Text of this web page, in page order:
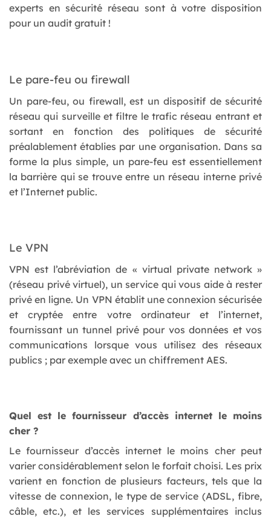
experts en sécurité réseau sont à votre disposition
pour un audit gratuit !
Le pare-feu ou firewall
Un pare-feu, ou firewall, est un dispositif de sécurité
réseau qui surveille et filtre le trafic réseau entrant et
sortant en fonction des politiques de sécurité
préalablement établies par une organisation. Dans sa
forme la plus simple, un pare-feu est essentiellement
la barrière qui se trouve entre un réseau interne privé
et l’Internet public.
Le VPN
VPN est l’abréviation de « virtual private network »
(réseau privé virtuel), un service qui vous aide à rester
privé en ligne. Un VPN établit une connexion sécurisée
et cryptée entre votre ordinateur et l’internet,
fournissant un tunnel privé pour vos données et vos
communications lorsque vous utilisez des réseaux
publics ; par exemple avec un chiffrement AES.
Quel est le fournisseur d’accès internet le moins
cher ?
Le fournisseur d’accès internet le moins cher peut
varier considérablement selon le forfait choisi. Les prix
varient en fonction de plusieurs facteurs, tels que la
vitesse de connexion, le type de service (ADSL, fibre,
câble, etc.), et les services supplémentaires inclus